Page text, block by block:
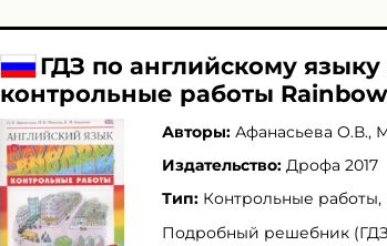
ГДЗ по английскому
контрольные работы
Авторы: Афанасьева О.В.,
Издательство: Дрофа 2017
Тип: Контрольные работы,
Подробный решебник